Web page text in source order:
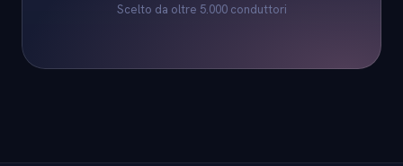
Scelto da oltre 5.000 conduttori